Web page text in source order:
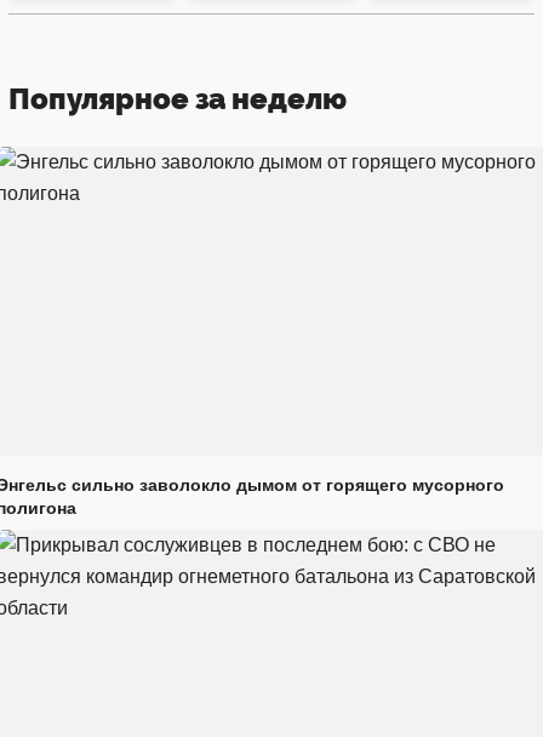
Популярное за неделю
сильно заволокло дымом от горящего мусорного